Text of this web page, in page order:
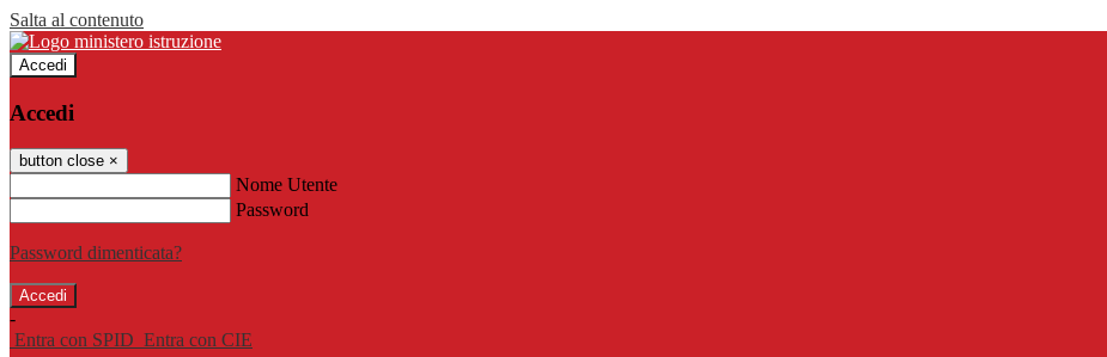
Salta al contenuto
Accedi
Accedi
button close ×
Nome Utente
Password
Password dimenticata?
-
Entra con SPID Entra con CIE